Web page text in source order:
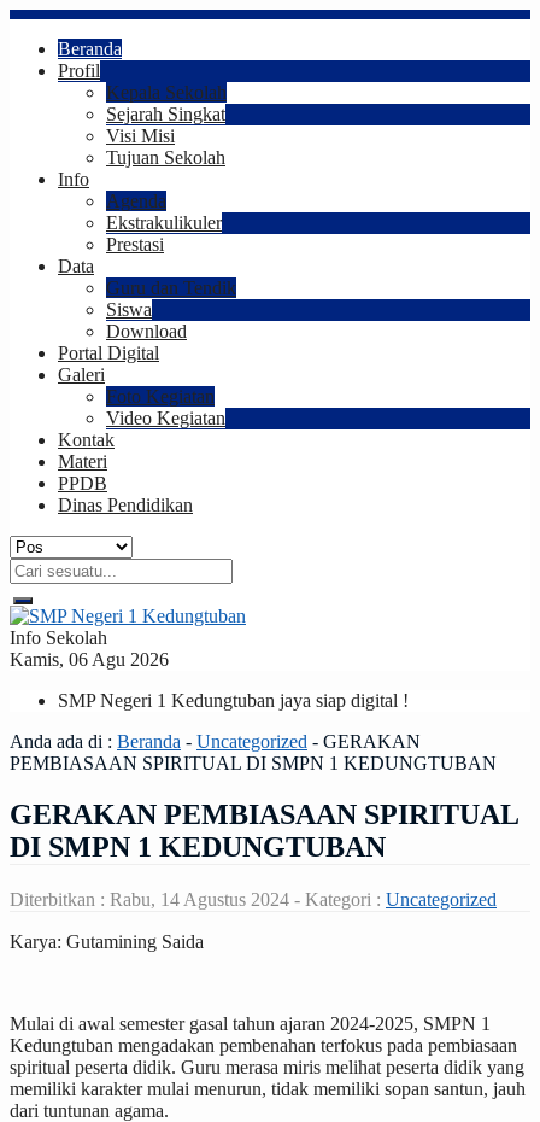
Beranda
Profil
Kepala Sekolah
Sejarah Singkat
Visi Misi
Tujuan Sekolah
Info
Agenda
Ekstrakulikuler
Prestasi
Data
Guru dan Tendik
Siswa
Download
Portal Digital
Galeri
Foto Kegiatan
Video Kegiatan
Kontak
Materi
PPDB
Dinas Pendidikan
Info Sekolah
Kamis, 06 Agu 2026
SMP Negeri 1 Kedungtuban jaya siap digital !
Anda ada di : Beranda - Uncategorized - GERAKAN
PEMBIASAAN SPIRITUAL DI SMPN 1 KEDUNGTUBAN
GERAKAN PEMBIASAAN SPIRITUAL
DI SMPN 1 KEDUNGTUBAN
Diterbitkan : Rabu, 14 Agustus 2024 - Kategori : Uncategorized
Karya: Gutamining Saida
Mulai di awal semester gasal tahun ajaran 2024-2025, SMPN 1
Kedungtuban mengadakan pembenahan terfokus pada pembiasaan
spiritual peserta didik. Guru merasa miris melihat peserta didik yang
memiliki karakter mulai menurun, tidak memiliki sopan santun, jauh
dari tuntunan agama.